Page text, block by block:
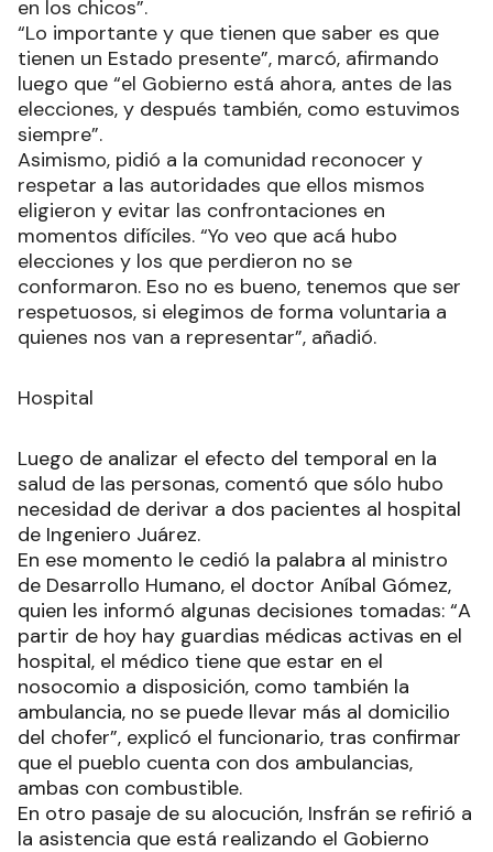
en los chicos”.
“Lo importante y que tienen que saber es que
tienen un Estado presente”, marcó, afirmando
luego que “el Gobierno está ahora, antes de las
elecciones, y después también, como estuvimos
siempre”.
Asimismo, pidió a la comunidad reconocer y
respetar a las autoridades que ellos mismos
eligieron y evitar las confrontaciones en
momentos difíciles. “Yo veo que acá hubo
elecciones y los que perdieron no se
conformaron. Eso no es bueno, tenemos que ser
respetuosos, si elegimos de forma voluntaria a
quienes nos van a representar”, añadió.
Hospital
Luego de analizar el efecto del temporal en la
salud de las personas, comentó que sólo hubo
necesidad de derivar a dos pacientes al hospital
de Ingeniero Juárez.
En ese momento le cedió la palabra al ministro
de Desarrollo Humano, el doctor Aníbal Gómez,
quien les informó algunas decisiones tomadas: “A
partir de hoy hay guardias médicas activas en el
hospital, el médico tiene que estar en el
nosocomio a disposición, como también la
ambulancia, no se puede llevar más al domicilio
del chofer”, explicó el funcionario, tras confirmar
que el pueblo cuenta con dos ambulancias,
ambas con combustible.
En otro pasaje de su alocución, Insfrán se refirió a
la asistencia que está realizando el Gobierno